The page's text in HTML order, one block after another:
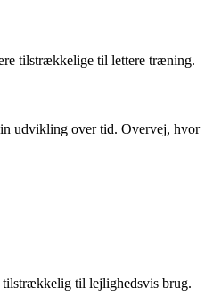
tilstrækkelige til lettere træning.
udvikling over tid. Overvej, hvor
tilstrækkelig til lejlighedsvis brug.